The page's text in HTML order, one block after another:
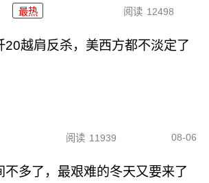
最热 阅读 12498
20越肩反杀，美西方都不淡定了
阅读 11939 08-06
不多了，最艰难的冬天又要来了